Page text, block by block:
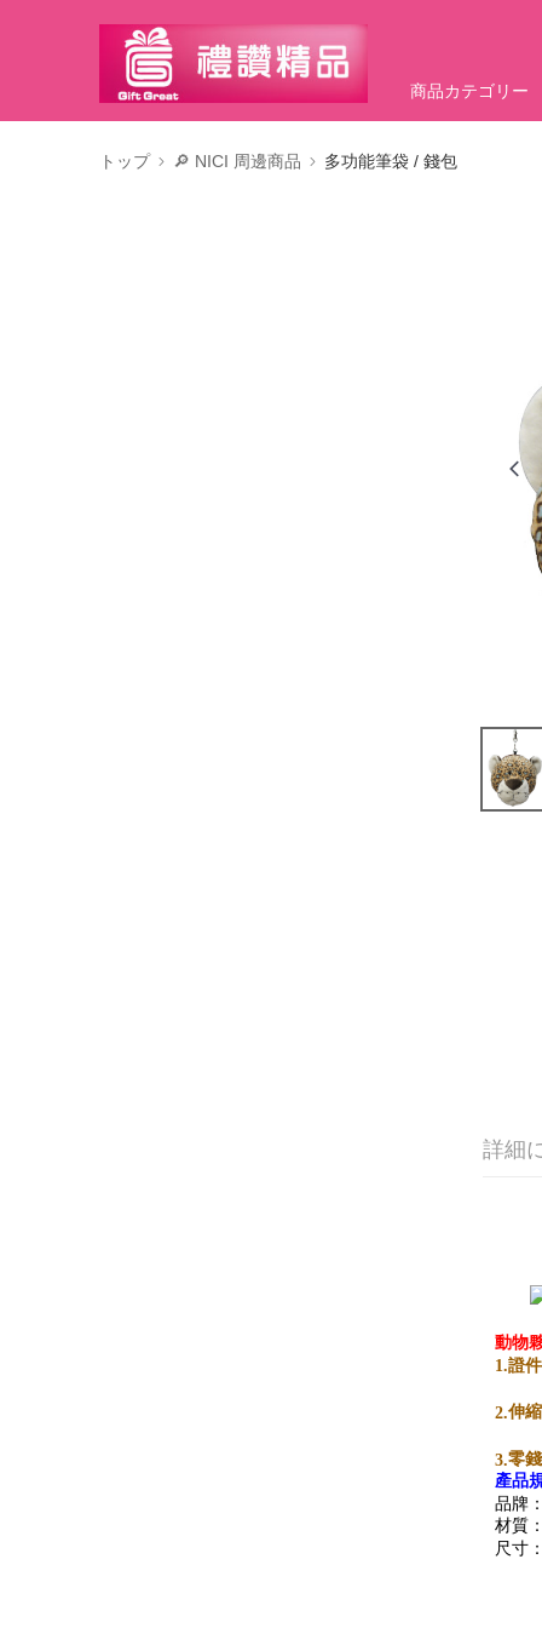
商品カテゴリー
トップ 🔎 NICI 周邊商品 多功能筆袋 / 錢包
詳細
動物
1.證
2.伸
3.零
產品
品牌
材質
尺寸